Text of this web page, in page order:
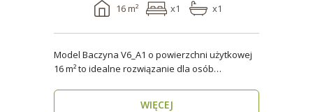
16 m² x1 x1
Model Baczyna V6_A1 o powierzchni użytkowej
16 m² to idealne rozwiązanie dla osób
WIĘCEJ